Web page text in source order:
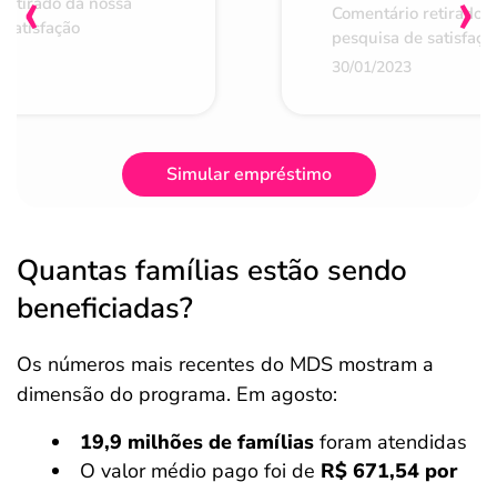
Comentário retirado
pesquisa de
30/01/2023
Simular empréstimo
Quantas famílias estão sendo
beneficiadas?
Os números mais recentes do MDS mostram a
dimensão do programa. Em agosto:
19,9 milhões de famílias foram atendidas
O valor médio pago foi de R$ 671,54 por